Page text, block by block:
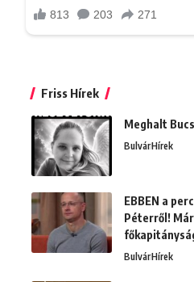
Friss Hírek
Meghalt
BulvárHírek
EBBEN a
Péterről!
BulvárHírek